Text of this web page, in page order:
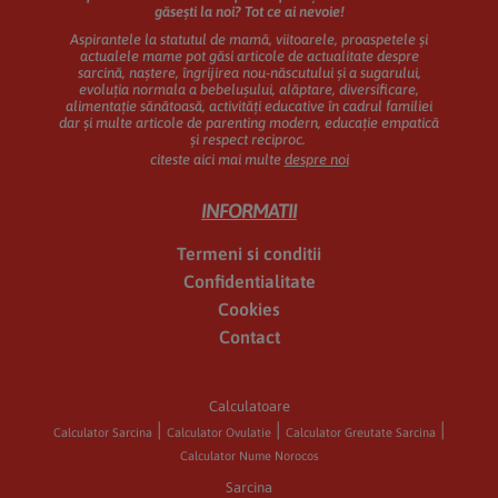
găsești la noi? Tot ce ai nevoie!
Aspirantele la statutul de mamă, viitoarele, proaspetele și
actualele mame pot găsi articole de actualitate despre
sarcină, naștere, îngrijirea nou-născutului și a sugarului,
evoluția normala a bebelușului, alăptare, diversificare,
alimentație sănătoasă, activități educative în cadrul familiei
dar și multe articole de parenting modern, educație empatică
și respect reciproc.
citeste aici mai multe despre noi
INFORMATII
Termeni si conditii
Confidentialitate
Cookies
Contact
Calculatoare
Calculator Sarcina Calculator Ovulatie
Calculator Greutate Sarcina
Calculator Nume Norocos
Sarcina